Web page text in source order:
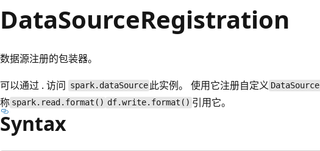
DataSourceRegistration
数据源注册的包装器。
可以通过 . 访问 spark.dataSource 此实例。 使用它注册自定义 DataSource
称 spark.read.format() df.write.format() 引用它。
Syntax